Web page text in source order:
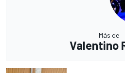
Más de
Valentino